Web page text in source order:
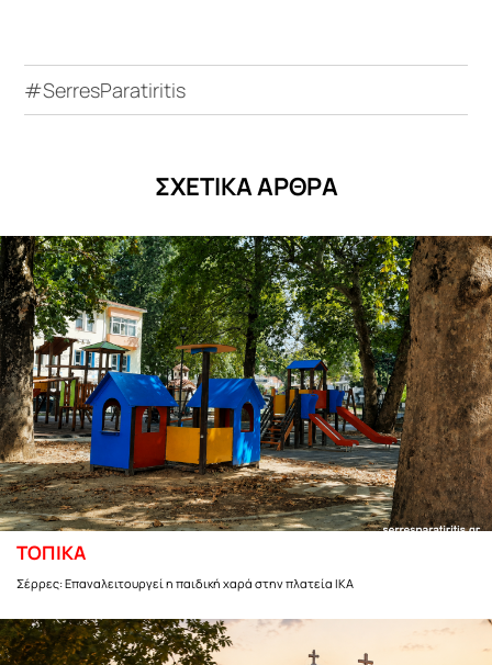
#SerresParatiritis
ΣΧΕΤΙΚΑ ΑΡΘΡΑ
ΤΟΠΙΚΑ
Σέρρες: Επαναλειτουργεί η παιδική χαρά στην πλατεία ΙΚΑ